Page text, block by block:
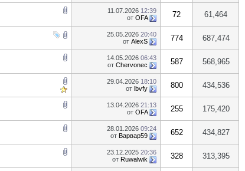
11.07.2026 12:39
от OFA 72 61,464
25.05.2026 20:40
от AlexS 774 687,474
14.05.2026 06:43
от Chervonec 587 568,965
29.04.2026 18:10
от lbvfy 800 434,536
13.04.2026 21:13
от OFA 255 175,420
28.01.2026 09:24
от Варвар59 652 434,827
23.12.2025 20:36
от Ruwalwik 328 313,395